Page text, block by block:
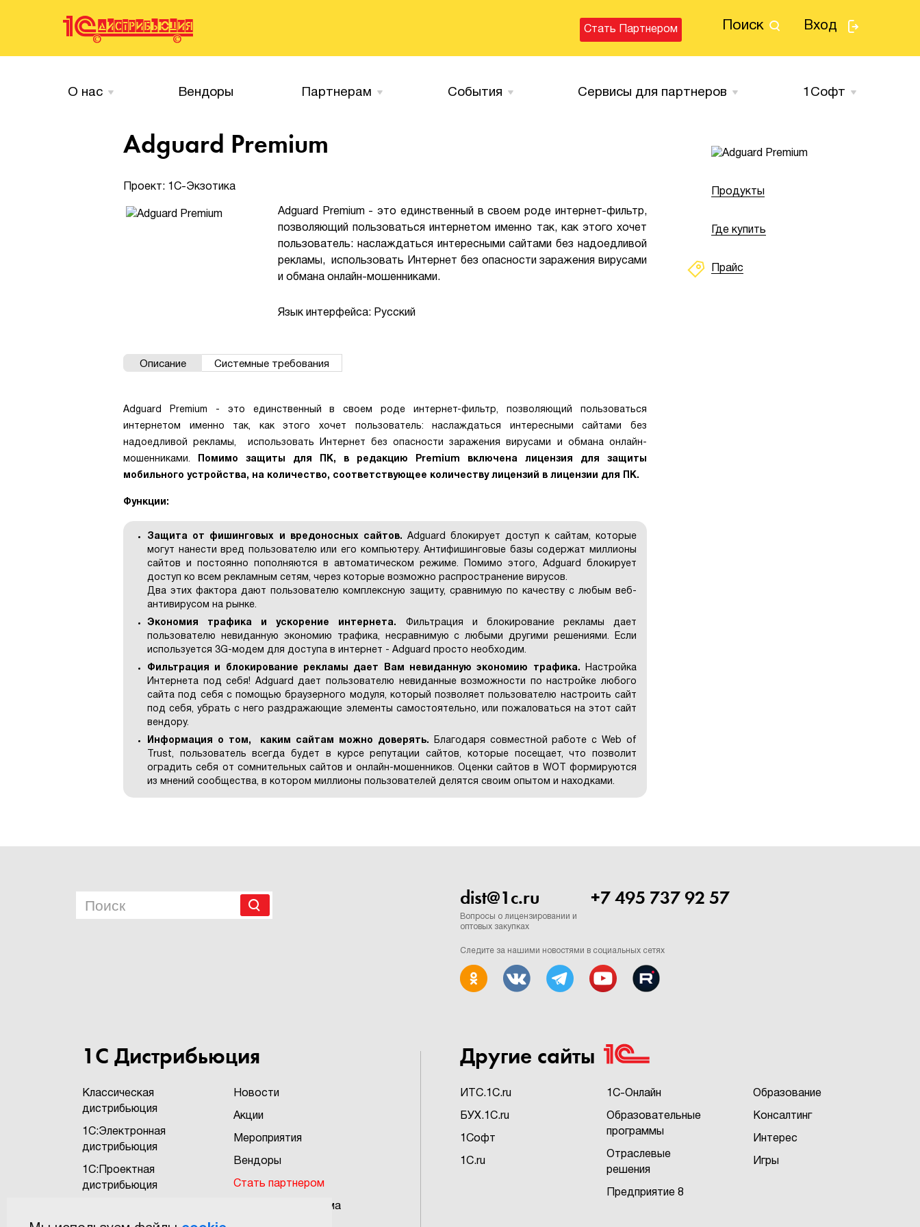
Поиск Вход
Стать Партнером
О нас Вендоры Партнерам События Сервисы для партнеров 1Cофт
Adguard Premium
Проект: 1С-Экзотика
Adguard Premium - это единственный в своем роде интернет-фильтр,
позволяющий пользоваться интернетом именно так, как этого хочет
пользователь: наслаждаться интересными сайтами без надоедливой
рекламы, использовать Интернет без опасности заражения вирусами
и обмана онлайн-мошенниками.
Язык интерфейса: Русский
Описание Системные требования
Adguard Premium - это единственный в своем роде интернет-фильтр, позволяющий пользоваться
интернетом именно так, как этого хочет пользователь: наслаждаться интересными сайтами без
надоедливой рекламы, использовать Интернет без опасности заражения вирусами и обмана онлайн-
мошенниками.
Помимо защиты для ПК, в редакцию Premium включена лицензия для защиты
мобильного устройства, на количество, соответствующее количеству лицензий в лицензии для ПК.
Функции:
Защита от фишинговых и вредоносных сайтов.Adguard блокирует доступ к сайтам, которые
могут нанести вред пользователю или его компьютеру. Антифишинговые базы содержат миллионы
сайтов и постоянно пополняются в автоматическом режиме. Помимо этого, Adguard блокирует
доступ ко всем рекламным сетям, через которые возможно распространение вирусов.
Два этих фактора дают пользователю комплексную защиту, сравнимую по качеству с любым веб-
антивирусом на рынке.
Экономия трафика и ускорение интернета. Фильтрация и блокирование рекламы дает
пользователю невиданную экономию трафика, несравнимую с любыми другими решениями. Если
используется 3G-модем для доступа в интернет - Adguard просто необходим.
Фильтрация и блокирование рекламы дает Вам невиданную экономию трафика.
Настройка
Интернета под себя! Adguard дает пользователю невиданные возможности по настройке любого
сайта под себя с помощью браузерного модуля, который позволяет пользователю настроить сайт
под себя, убрать с него раздражающие элементы самостоятельно, или пожаловаться на этот сайт
вендору.
Информация о том, каким сайтам можно доверять.
Благодаря совместной работе с Web of
Trust, пользователь всегда будет в курсе репутации сайтов, которые посещает, что позволит
оградить себя от сомнительных сайтов и онлайн-мошенников. Оценки сайтов в WOT формируются
из мнений сообщества, в котором миллионы пользователей делятся своим опытом и находками.
Продукты
Где купить
Прайс
+7 495 737 92 57
dist@1c.ru
Вопросы о лицензировании и
оптовых закупках
Следите за нашими новостями в социальных сетях
1С Дистрибьюция
Классическая
дистрибьюция
1С:Электронная
дистрибьюция
1С:Проектная
дистрибьюция
Новости
Акции
Мероприятия
Вендоры
Стать партнером
Бонусная программа
Другие сайты
ИTC.1C.ru
БУХ.1C.ru
1Софт
1C.ru
1С-Онлайн
Образовательные
программы
Отраслевые
решения
Предприятие 8
Образование
Консалтинг
Интерес
Игры